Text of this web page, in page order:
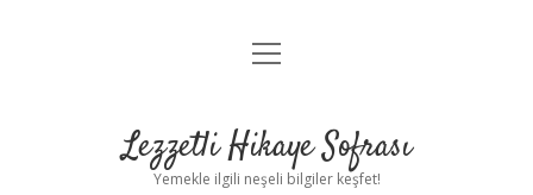
Anasayfa
Yasal Uyarı
menüyü
Lezzetli Hikaye Sofrası
Yemekle ilgili neşeli bilgiler keşfet!